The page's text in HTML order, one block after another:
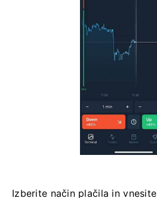
Izberite način plačila in